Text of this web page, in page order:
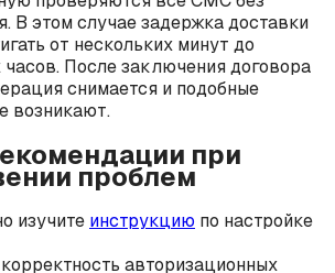
В этом случае задержка доставки
от нескольких минут до
часов. После заключения договора
снимается и подобные
возникают.
при
проблем
изучите инструкцию по настройке
авторизационных